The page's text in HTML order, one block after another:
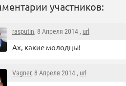
участников:
rasputin, 8 Апреля 2014 , url
Ах, какие молодцы!
Vagner, 8 Апреля 2014 , url